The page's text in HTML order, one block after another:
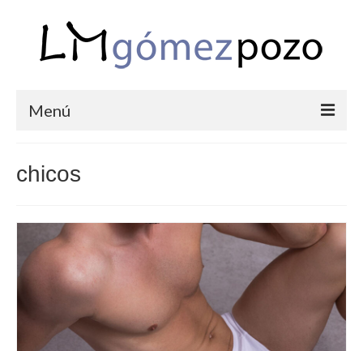
Menú
COMUNIONES
CORPORATIVAS
SEMANA SANTA
BLOG
chicos